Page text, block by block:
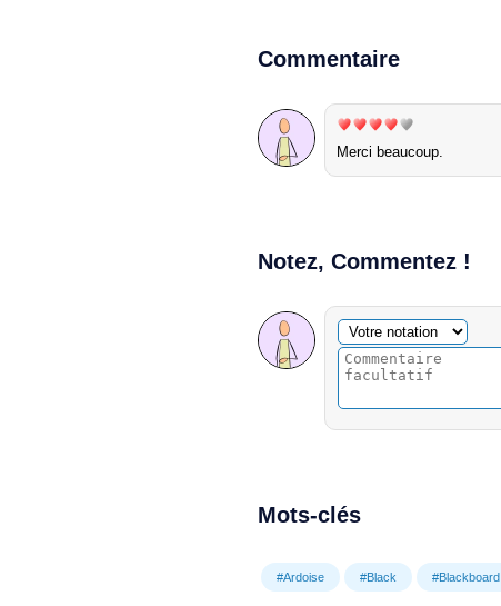
Commentaire
Merci beaucoup.
Notez, Commentez !
Commentaire facultatif
Votre notation
Mots-clés
#Ardoise #Black #Blackboard